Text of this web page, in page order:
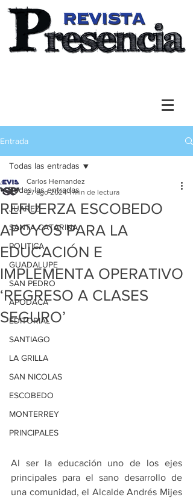
Entrada
Todas las entradas
JUAREZ
SANTA CATARINA
POLITICA
GUADALUPE
SAN PEDRO
APODACA
EDITORIAL
SANTIAGO
LA GRILLA
SAN NICOLAS
ESCOBEDO
MONTERREY
PRINCIPALES
Todas las entradas
REFUERZA ESCOBEDO
APOYOS PARA LA
EDUCACIÓN E
IMPLEMENTA OPERATIVO
‘REGRESO A CLASES
SEGURO’
Carlos Hernandez
27 ago 2024 1 min de lectura
Al ser la educación uno de los ejes
principales para el sano desarrollo de
una comunidad, el Alcalde Andrés Mijes